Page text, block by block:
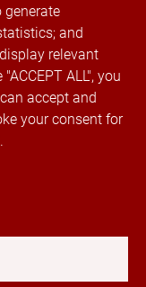
generate
and
relevant
ALL", you
accept and
your consent for